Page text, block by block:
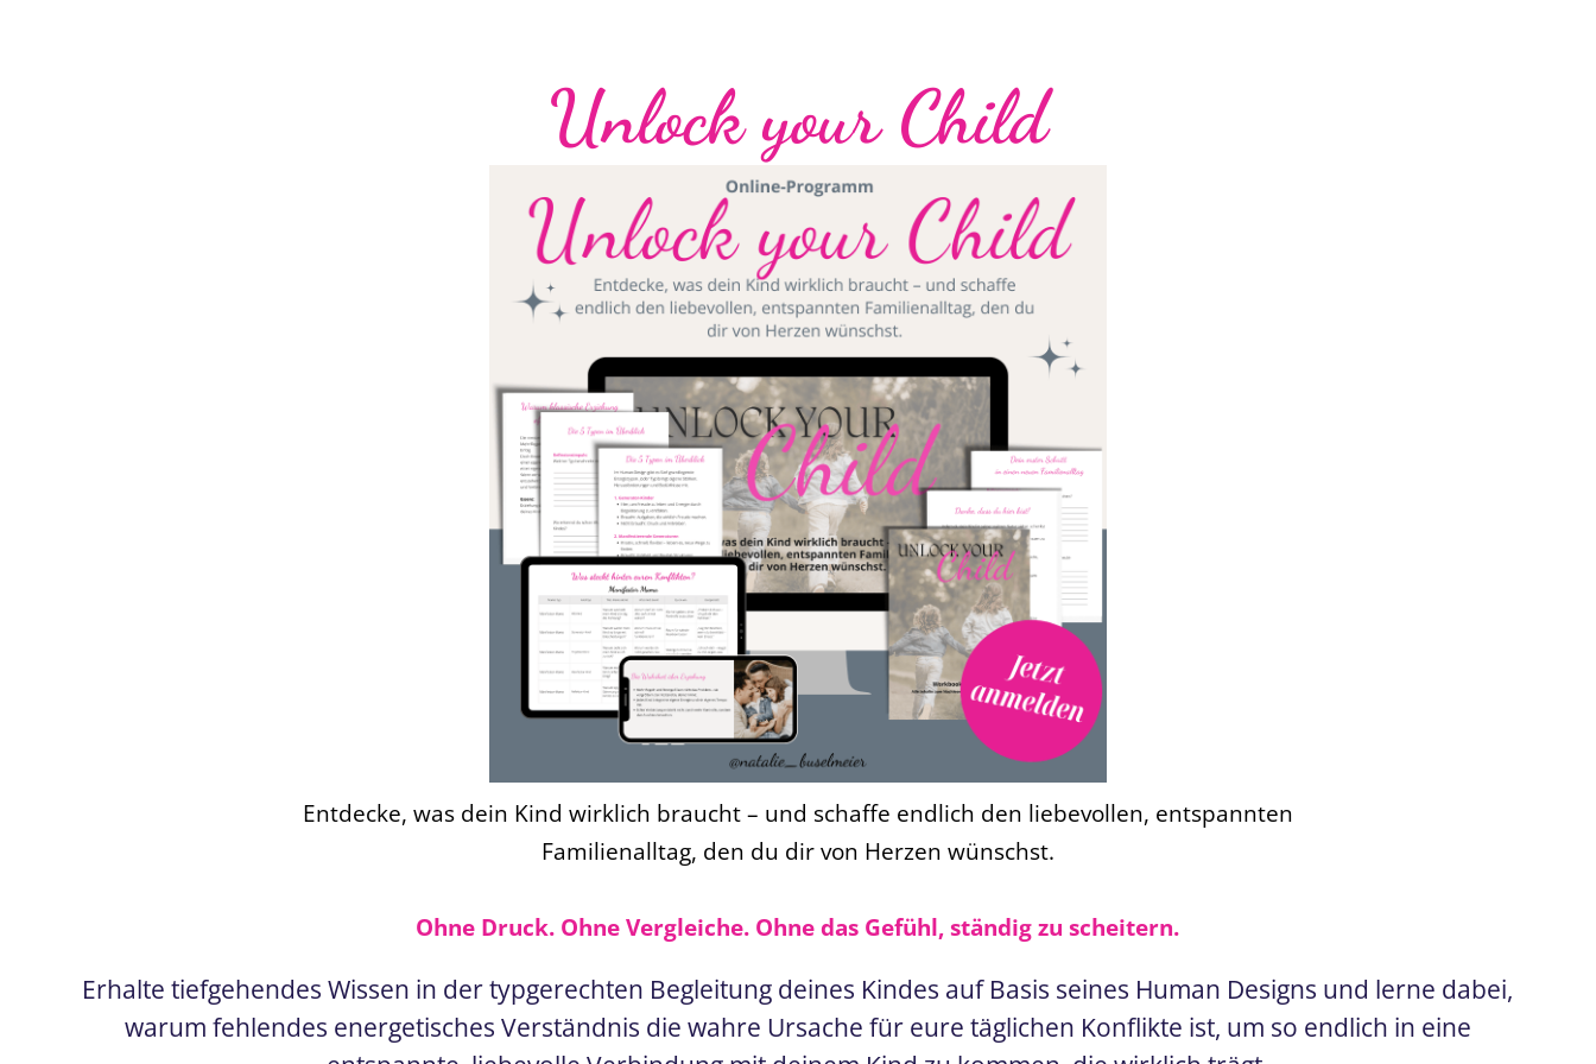
Unlock your Child
Entdecke, was dein Kind wirklich braucht – und schaffe endlich den liebevollen, entspannten
Familienalltag, den du dir von Herzen wünschst.
Ohne Druck. Ohne Vergleiche. Ohne das Gefühl, ständig zu scheitern.
Erhalte tiefgehendes Wissen in der typgerechten Begleitung deines Kindes auf Basis seines Human Designs und lerne dabei,
warum fehlendes energetisches Verständnis die wahre Ursache für eure täglichen Konflikte ist, um so endlich in eine